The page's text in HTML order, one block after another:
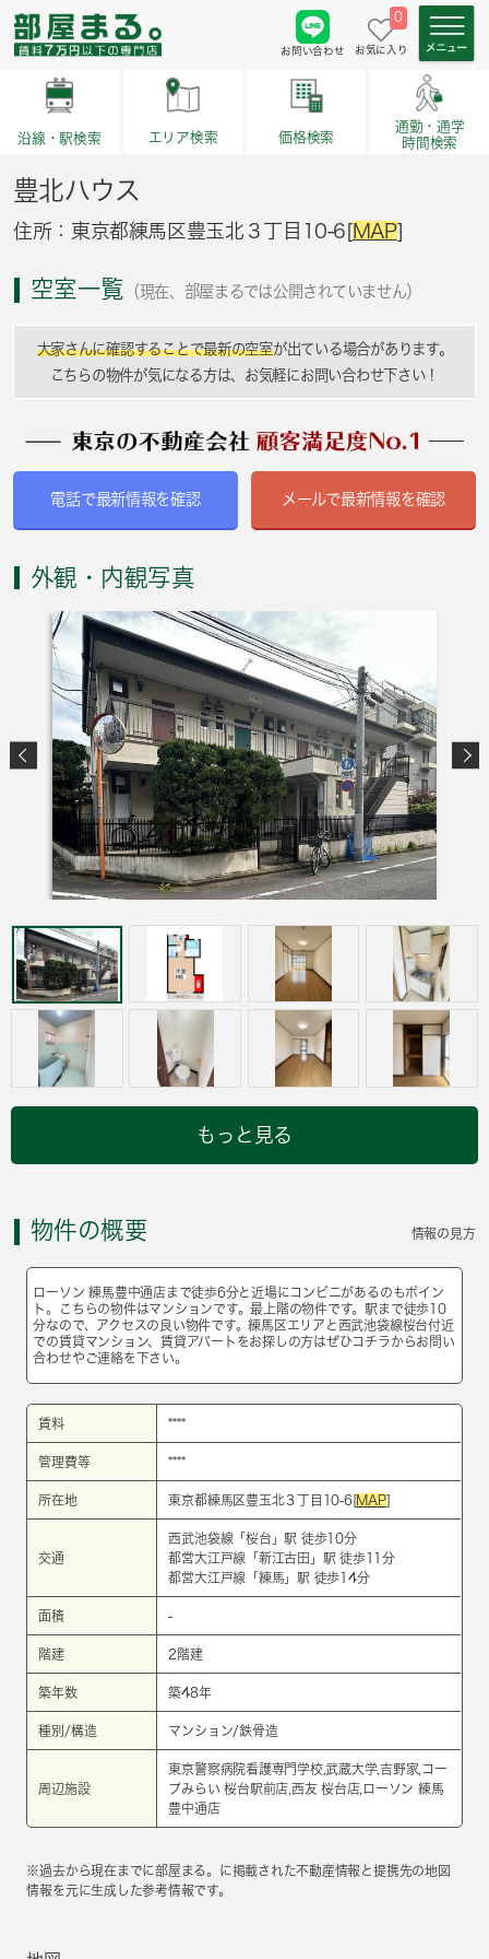
お問い合わせ
0
お気に入り
沿線・駅検索 エリア検索 価格検索
通勤・通学
時間検索
豊北ハウス
住所：東京都練馬区豊玉北３丁目10-6[MAP]
空室一覧 （現在、部屋まるでは公開されていません）
大家さんに確認することで最新の空室が出ている場合があります。
こちらの物件が気になる方は、お気軽にお問い合わせ下さい！
電話で最新情報を確認 メールで最新情報を確認
外観・内観写真
もっと見る
物件の概要 情報の見方
ローソン 練馬豊中通店まで徒歩6分と近場にコンビニがあるのもポイン
ト。こちらの物件はマンションです。最上階の物件です。駅まで徒歩10
分なので、アクセスの良い物件です。練馬区エリアと西武池袋線桜台付近
での賃貸マンション、賃貸アパートをお探しの方はぜひコチラからお問い
合わせやご連絡を下さい。
賃料 ****
管理費等 ****
所在地 東京都練馬区豊玉北３丁目10-6[ MAP]
交通
西武池袋線 「桜台 」駅 徒歩10分
都営大江戸線 「 新江古田 」駅 徒歩11分
都営大江戸線 「 練馬 」駅 徒歩14分
面積 -
階建 2階建
築年数 築48年
種別/構造 マンション/鉄骨造
周辺施設
東京警察病院看護専門学校,武蔵大学,吉野家,コー
プみらい 桜台駅前店,西友 桜台店,ローソン 練馬
豊中通店
※過去から現在までに部屋まる。に掲載された不動産情報と提携先の地図
情報を元に生成した参考情報です。